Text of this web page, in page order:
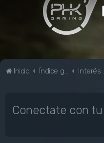
Inicio Índice general
Conectate con